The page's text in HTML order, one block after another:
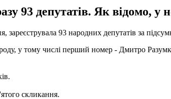
93 депутатів. Як відомо, у
зареєструвала 93 народних депутатів за
у тому числі перший номер - Дмитро
скликання.